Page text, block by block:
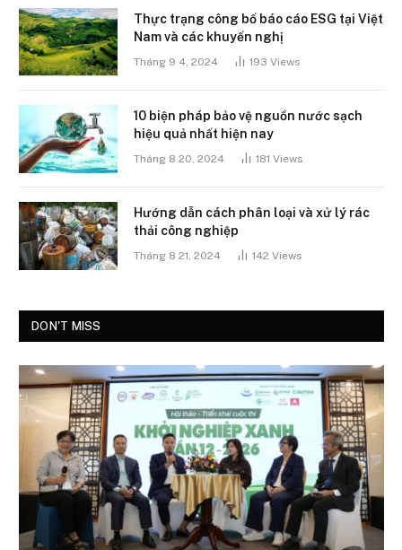
Thực trạng công bố báo cáo ESG tại Việt
Nam và các khuyến nghị
Tháng 9 4, 2024 193 Views
10 biện pháp bảo vệ nguồn nước sạch
hiệu quả nhất hiện nay
Tháng 8 20, 2024 181 Views
Hướng dẫn cách phân loại và xử lý rác
thải công nghiệp
Tháng 8 21, 2024 142 Views
DON'T MISS